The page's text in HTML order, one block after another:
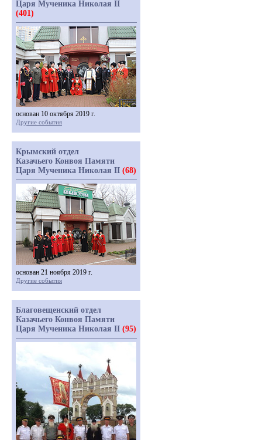
Царя Мученика Николая II
(401)
основан 10 октября 2019 г.
Другие события
Крымский отдел
Казачьего Конвоя Памяти
Царя Мученика Николая II (68)
основан 21 ноября 2019 г.
Другие события
Благовещенский отдел
Казачьего Конвоя Памяти
Царя Мученика Николая II (95)